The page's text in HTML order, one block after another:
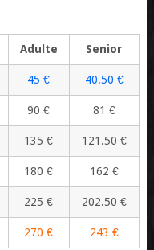
Adulte Senior
45 € 40.50 €
90 € 81 €
135 € 121.50 €
180 € 162 €
225 € 202.50 €
270 € 243 €